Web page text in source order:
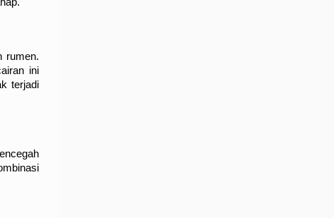
rumen.
ini
terjadi